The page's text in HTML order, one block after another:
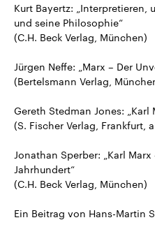
Kurt Bayertz: „Interpretieren,
und seine Philosophie“
(C.H. Beck Verlag, München)
Jürgen Neffe: „Marx – Der
(Bertelsmann Verlag,
Gereth Stedman Jones: „Karl
(S. Fischer Verlag, Frankfurt,
Jonathan Sperber: „Karl
Jahrhundert“
(C.H. Beck Verlag, München)
Ein Beitrag von Hans-Martin